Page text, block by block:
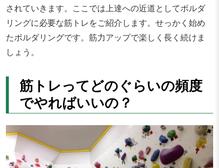
されていきます。ここでは上達への近道としてボルダ
リングに必要な筋トレをご紹介します。せっかく始め
たボルダリングです。筋力アップで楽しく長く続けま
しょう。
筋トレってどのぐらいの頻度
でやればいいの？